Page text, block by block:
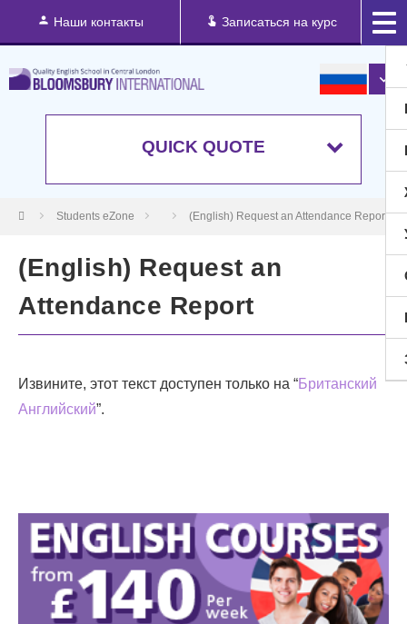
Наши контакты Записаться на курс
QUICK QUOTE
Students eZone (English) Request an Attendance Report
(English) Request an
Attendance Report
Извините, этот текст доступен только на “Британский
Английский”.